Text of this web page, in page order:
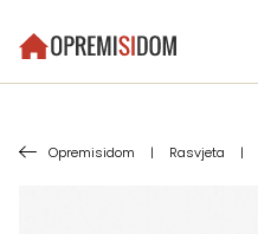
Opremisidom | Rasvjeta |